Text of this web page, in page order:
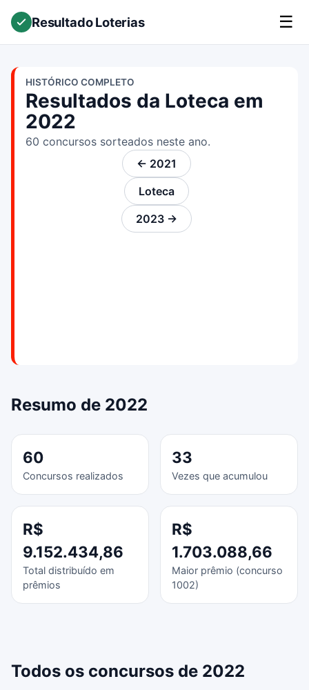
Resultado Loterias ☰
HISTÓRICO COMPLETO
Resultados da Loteca em
2022
60 concursos sorteados neste ano.
← 2021
Loteca
2023 →
Resumo de 2022
60
Concursos realizados
33
Vezes que acumulou
R$
9.152.434,86
Total distribuído em
prêmios
R$
1.703.088,66
Maior prêmio (concurso
1002)
Todos os concursos de 2022